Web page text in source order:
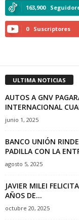
163,900
0 Suscriptores
ULTIMA NOTICIAS
AUTOS A GNV
INTERNACIONAL
junio 1, 2025
BANCO UNIÓN
PADILLA CON LA
agosto 5, 2025
JAVIER MILEI
AÑOS DE...
octubre 20, 2025